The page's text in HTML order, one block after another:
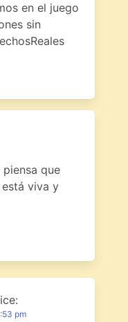
en el juego
sin
piensa que
viva y
pm